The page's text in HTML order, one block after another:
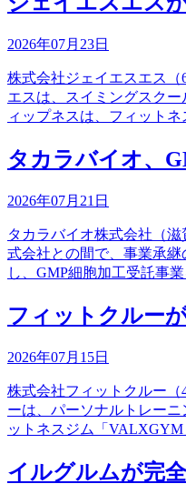
2026年07月23日
株式会社ジェイエスエス
エスは、スイミングスク
ィップネスは、フィット
タカラバイオ、
2026年07月21日
タカラバイオ株式会社（
式会社との間で、事業承
し、GMP細胞加工受託事
フィットクルー
2026年07月15日
株式会社フィットクルー
ーは、パーソナルトレー
ットネスジム「
イルグルムが完